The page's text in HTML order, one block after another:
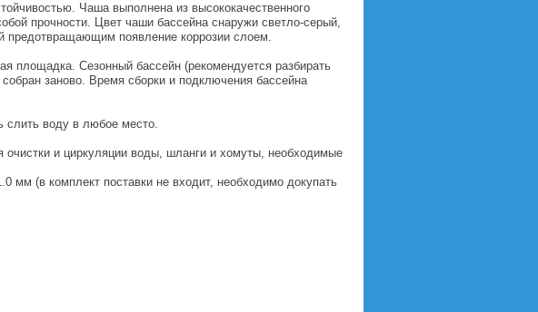
Чаша выполнена из высококачественного
прочности. Цвет чаши бассейна снаружи светло-серый,
предотвращающим появление коррозии слоем.
площадка. Сезонный бассейн (рекомендуется разбирать
заново. Время сборки и подключения бассейна
слить воду в любое место.
очистки и циркуляции воды, шланги и хомуты, необходимые
мм (в комплект поставки не входит, необходимо докупать